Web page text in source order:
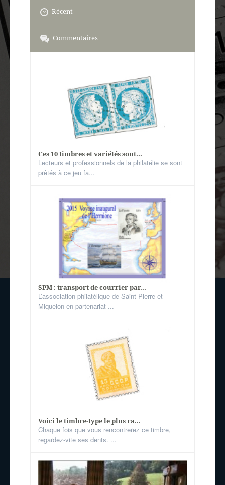
Récent
Commentaires
Ces 10 timbres et variétés sont...
Lecteurs et professionnels de la philatélie se sont
prêtés à ce jeu fa...
SPM : transport de courrier par...
L’association philatélique de Saint-Pierre-et-
Miquelon en partenariat ...
Voici le timbre-type le plus ra...
Chaque fois que vous rencontrerez ce timbre,
regardez-vite ses dents. ...